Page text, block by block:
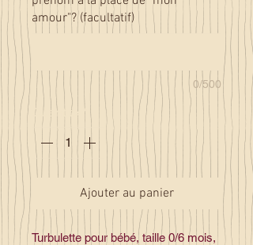
amour"? (facultatif)
0/500
Quantité *
Ajouter au panier
Turbulette pour bébé, taille 0/6 mois,